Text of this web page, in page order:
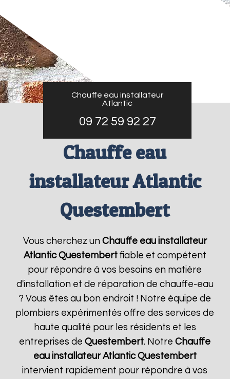
Chauffe eau installateur
Atlantic
09 72 59 92 27
Chauffe eau
installateur Atlantic
Questembert
Vous cherchez un Chauffe eau installateur
Atlantic Questembertfiable et compétent
pour répondre à vos besoins en matière
d'installation et de réparation de chauffe-eau
? Vous êtes au bon endroit ! Notre équipe de
plombiers expérimentés offre des services de
haute qualité pour les résidents et les
entreprises deQuestembert. NotreChauffe
eau installateur Atlantic Questembert
intervient rapidement pour répondre à vos